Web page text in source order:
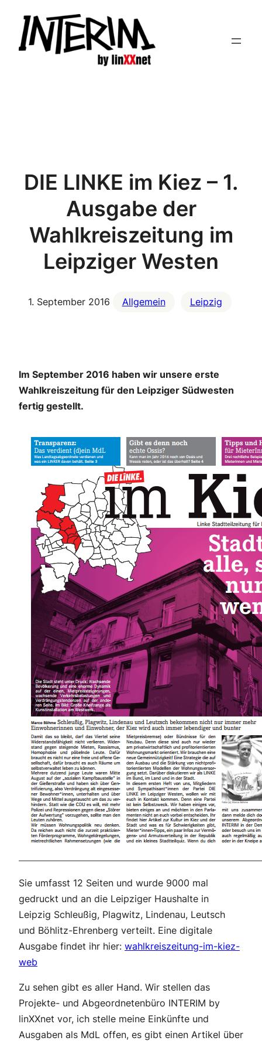
Inhalt
springen
DIE LINKE im Kiez – 1.
Ausgabe der
Wahlkreiszeitung im
Leipziger Westen
1. September 2016 Allgemein Leipzig
Im September 2016 haben wir unsere erste
Wahlkreiszeitung für den Leipziger Südwesten
fertig gestellt.
Sie umfasst 12 Seiten und wurde 9000 mal
gedruckt und an die Leipziger Haushalte in
Leipzig Schleußig, Plagwitz, Lindenau, Leutsch
und Böhlitz-Ehrenberg verteilt. Eine digitale
Ausgabe findet ihr hier: wahlkreiszeitung-im-kiez-
web
Zu sehen gibt es aller Hand. Wir stellen das
Projekte- und Abgeordnetenbüro INTERIM by
linXXnet vor, ich stelle meine Einkünfte und
Ausgaben als MdL offen, es gibt einen Artikel über